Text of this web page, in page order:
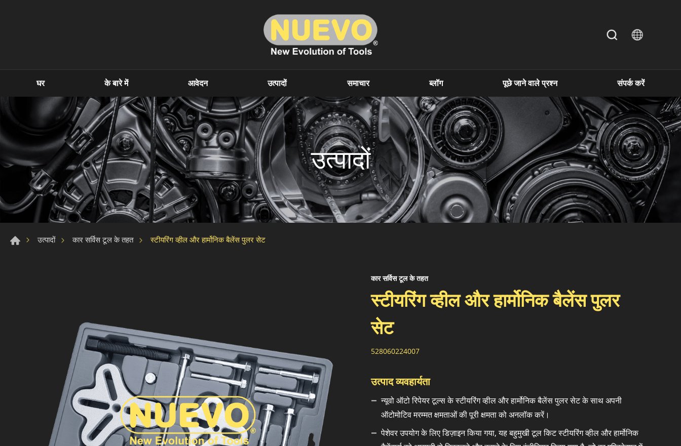
घर के बारे में आवेदन उत्पादों समाचार ब्लॉग पूछे जाने वाले प्रश्न संपर्क करें
उत्पादों
उत्पादों कार सर्विस टूल के तहत स्टीयरिंग व्हील और हार्मोनिक बैलेंस पुलर सेट
कार सर्विस टूल के तहत
स्टीयरिंग व्हील और हार्मोनिक बैलेंस पुलर
सेट
528060224007
उत्पाद व्यवहार्यता
न्यूवो ऑटो रिपेयर टूल्स के स्टीयरिंग व्हील और हार्मोनिक बैलेंस पुलर सेट के साथ अपनी
ऑटोमोटिव मरम्मत क्षमताओं की पूरी क्षमता को अनलॉक करें।
पेशेवर उपयोग के लिए डिज़ाइन किया गया, यह बहुमुखी टूल किट स्टीयरिंग व्हील और हार्मोनिक